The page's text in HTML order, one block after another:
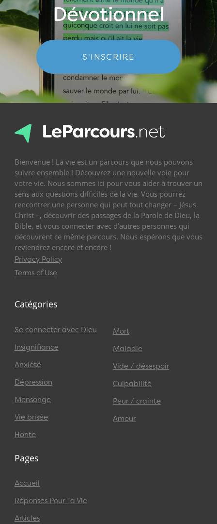
Dévotionnel
S'INSCRIRE
Bienvenue ! La vie est un parcours que nous pouvons
suivre ensemble ! Découvrez une nouvelle voie pour
votre vie. Nous sommes ici pour vous aider à trouver un
sens aux questions difficiles de la vie. Vous pourrez
rencontrer une personne qui peut tout changer – Jésus
Christ –, découvrir des passages de la Parole de Dieu, la
Bible, et vous connecter avec d’autres personnes qui
découvrent ce même parcours. Nous espérons que vous
reviendrez encore et encore !
Privacy Policy
Terms of Use
Catégories
Se connecter avec Dieu
Insignifiance
Anxiété
Dépression
Mensonge
Vie brisée
Honte
Mort
Maladie
Vide / désespoir
Culpabilité
Peur / crainte
Amour
Pages
Accueil
Réponses Pour Ta Vie
Articles